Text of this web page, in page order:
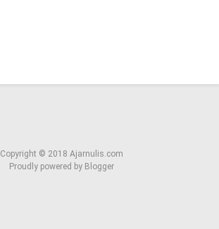
Copyright © 2018 Ajarnulis.com
Proudly powered by Blogger